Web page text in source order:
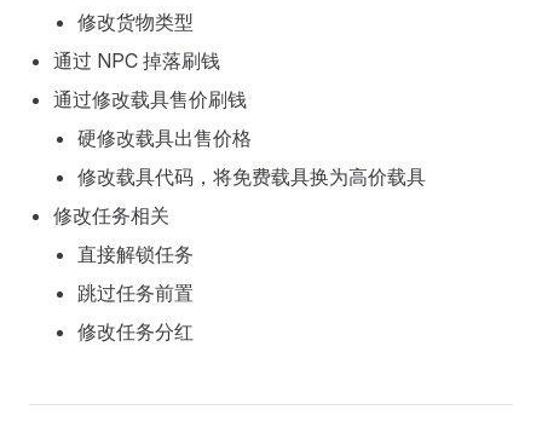
修改货物类型
通过 NPC 掉落刷钱
通过修改载具售价刷钱
硬修改载具出售价格
修改载具代码，将免费载具换为高价载具
修改任务相关
直接解锁任务
跳过任务前置
修改任务分红